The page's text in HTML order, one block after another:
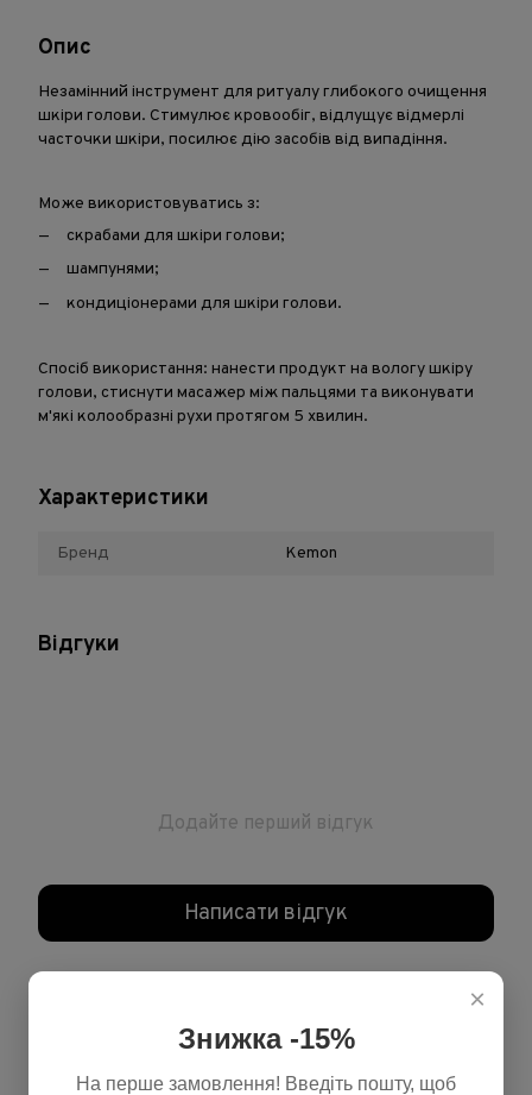
Опис
Незамінний інструмент для ритуалу глибокого очищення
шкіри голови. Стимулює кровообіг, відлущує відмерлі
часточки шкіри, посилює дію засобів від випадіння.
Може використовуватись з:
скрабами для шкіри голови;
шампунями;
кондиціонерами для шкіри голови.
Спосіб використання: нанести продукт на вологу шкіру
голови, стиснути масажер між пальцями та виконувати
м'які колообразні рухи протягом 5 хвилин.
Характеристики
Бренд Kemon
Відгуки
Додайте перший відгук
Написати відгук
×
Знижка -15%
На перше замовлення! Введіть пошту, щоб